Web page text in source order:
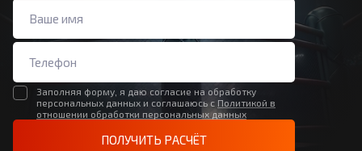
Заполняя форму, я даю согласие на обработку
персональных данных и соглашаюсь с Политикой в
отношении обработки персональных данных
ПОЛУЧИТЬ РАСЧЁТ